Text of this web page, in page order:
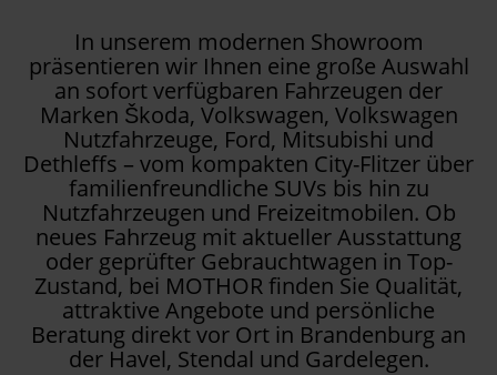
In unserem modernen Showroom
präsentieren wir Ihnen eine große Auswahl
an sofort verfügbaren Fahrzeugen der
Marken Škoda, Volkswagen, Volkswagen
Nutzfahrzeuge, Ford, Mitsubishi und
Dethleffs – vom kompakten City-Flitzer über
familienfreundliche SUVs bis hin zu
Nutzfahrzeugen und Freizeitmobilen. Ob
neues Fahrzeug mit aktueller Ausstattung
oder geprüfter Gebrauchtwagen in Top-
Zustand, bei MOTHOR finden Sie Qualität,
attraktive Angebote und persönliche
Beratung direkt vor Ort in Brandenburg an
der Havel, Stendal und Gardelegen.